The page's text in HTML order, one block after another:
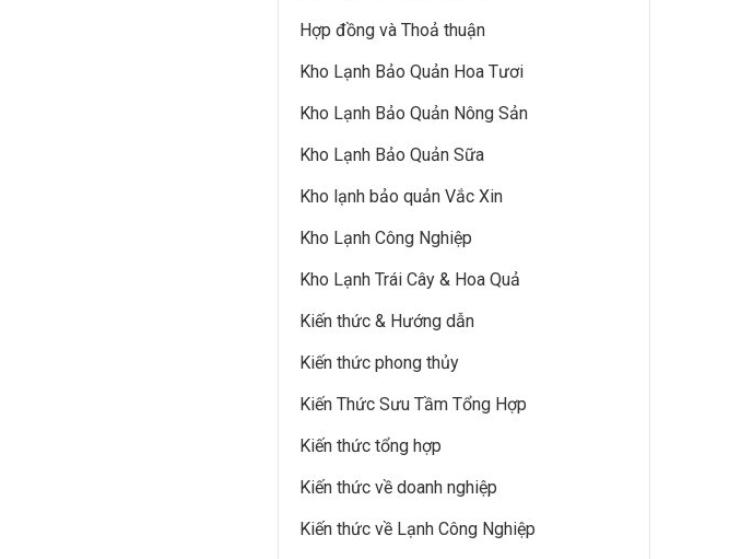
Hợp đồng và Thoả thuận
Kho Lạnh Bảo Quản Hoa Tươi
Kho Lạnh Bảo Quản Nông Sản
Kho Lạnh Bảo Quản Sữa
Kho lạnh bảo quản Vắc Xin
Kho Lạnh Công Nghiệp
Kho Lạnh Trái Cây & Hoa Quả
Kiến thức & Hướng dẫn
Kiến thức phong thủy
Kiến Thức Sưu Tầm Tổng Hợp
Kiến thức tổng hợp
Kiến thức về doanh nghiệp
Kiến thức về Lạnh Công Nghiệp